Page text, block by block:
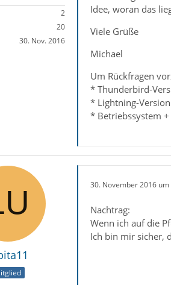
2
20
30. Nov. 2016
Idee, woran das
Viele Grüße
Michael
Um Rückfragen
* Thunderbird-
* Lightning-
* Betriebssystem +
30. November 2016 um
Nachtrag:
Wenn ich auf die
Ich bin mir sicher,